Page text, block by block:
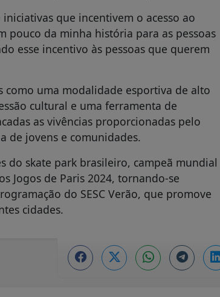
que incentivem o acesso ao
pouco da minha história para as pessoas
esse incentivo às pessoas que querem
uma modalidade esportiva de alto
cultural e uma ferramenta de
as vivências proporcionadas pelo
de jovens e comunidades.
do skate park brasileiro, campeã mundial
Jogos de Paris 2024, tornando-se
do SESC Verão, que promove
cidades.